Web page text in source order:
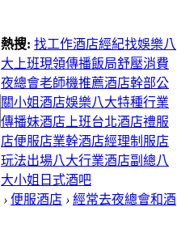
熱搜: 找工作酒店經紀找娛樂八
大上班現領傳播飯局舒壓消費
夜總會老師機推薦酒店幹部公
關小姐酒店娛樂八大特種行業
傳播妹酒店上班台北酒店禮服
店便服店業幹酒店經理制服店
玩法出場八大行業酒店副總八
大小姐 日式酒吧
› 便服酒店 › 經常去夜總會和酒